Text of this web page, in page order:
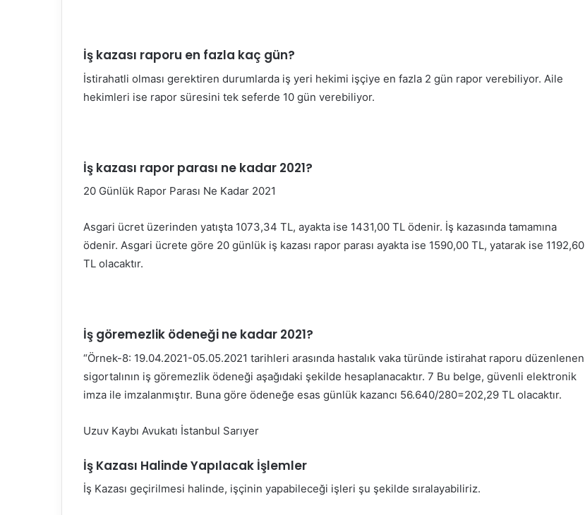
İş kazası raporu en fazla kaç gün?
İstirahatli olması gerektiren durumlarda iş yeri hekimi işçiye en fazla 2 gün rapor verebiliyor. Aile
hekimleri ise rapor süresini tek seferde 10 gün verebiliyor.
İş kazası rapor parası ne kadar 2021?
20 Günlük Rapor Parası Ne Kadar 2021
Asgari ücret üzerinden yatışta 1073,34 TL, ayakta ise 1431,00 TL ödenir. İş kazasında tamamına
ödenir. Asgari ücrete göre 20 günlük iş kazası rapor parası ayakta ise 1590,00 TL, yatarak ise 1192,60
TL olacaktır.
İş göremezlik ödeneği ne kadar 2021?
“Örnek-8: 19.04.2021-05.05.2021 tarihleri arasında hastalık vaka türünde istirahat raporu düzenlenen
sigortalının iş göremezlik ödeneği aşağıdaki şekilde hesaplanacaktır. 7 Bu belge, güvenli elektronik
imza ile imzalanmıştır. Buna göre ödeneğe esas günlük kazancı 56.640/280=202,29 TL olacaktır.
Uzuv Kaybı Avukatı İstanbul Sarıyer
İş Kazası Halinde Yapılacak İşlemler
İş Kazası geçirilmesi halinde, işçinin yapabileceği işleri şu şekilde sıralayabiliriz.